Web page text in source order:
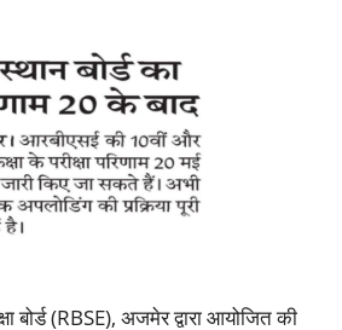
बोर्ड (RBSE), अजमेर द्वारा आयोजित की